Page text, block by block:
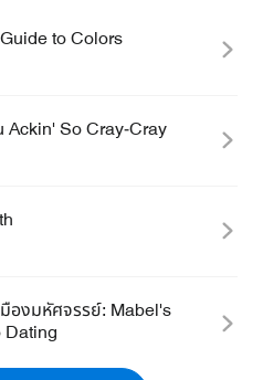
to Colors
Ackin' So Cray-Cray
องมหัศจรรย์: Mabel's
Dating